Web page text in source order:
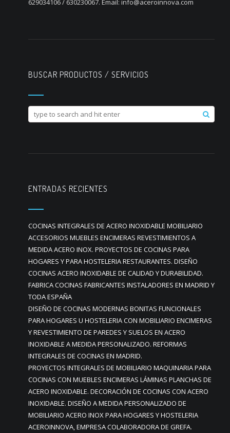
629034106 / 630230067. Email: info@aceroinnova.com
BUSCAR PRODUCTOS / SERVICIOS
ENTRADAS RECIENTES
COCINAS INTEGRALES DE ACERO INOXIDABLE MOBILIARIO
ACCESORIOS MUEBLES ENCIMERAS REVESTIMIENTOS A
MEDIDA ACERO INOX. PROYECTOS DE COCINAS PARA
HOGARES Y PARA HOSTELERIA RESTAURANTES. DISEÑO
COCINAS ACERO INOXIDABLE DE CALIDAD Y DURABILIDAD.
FABRICA COCINAS FABRICANTES INSTALADORES EN MADRID Y
TODA ESPAÑA
DISEÑO DE COCINAS MODERNAS BONITAS FUNCIONALES
PARA HOGARES U HOSTELERIA CON MOBILIARIO ENCIMERAS
Y REVESTIMIENTO DE PAREDES Y SUELOS EN ACERO
INOXIDABLE A MEDIDA PERSONALIZADO. REFORMAS
INTEGRALES DE COCINAS EN MADRID.
PROYECTOS INTEGRALES DE MOBILIARIO MAQUINARIA PARA
COCINAS CON MUEBLES ENCIMERAS LÁMINAS PLANCHAS DE
ACERO INOXIDABLE. DECORACIÓN DE COCINAS CON ACERO
INOXIDABLE. DISEÑO A MEDIDA PERSONALIZADO DE
MOBILIARIO ACERO INOX PARA HOGARES Y HOSTELERIA
ACEROINNOVA, EMPRESA COLABORADORA DE GREFA.